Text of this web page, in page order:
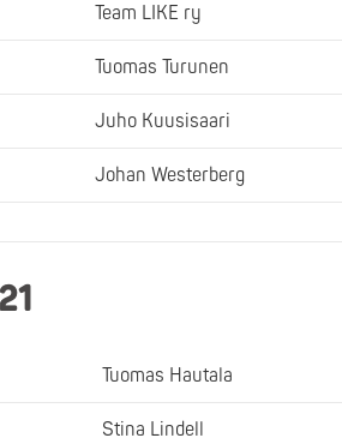
Team LIKE ry
Tuomas Turunen
Juho Kuusisaari
Johan Westerberg
Tuomas Hautala
Stina Lindell